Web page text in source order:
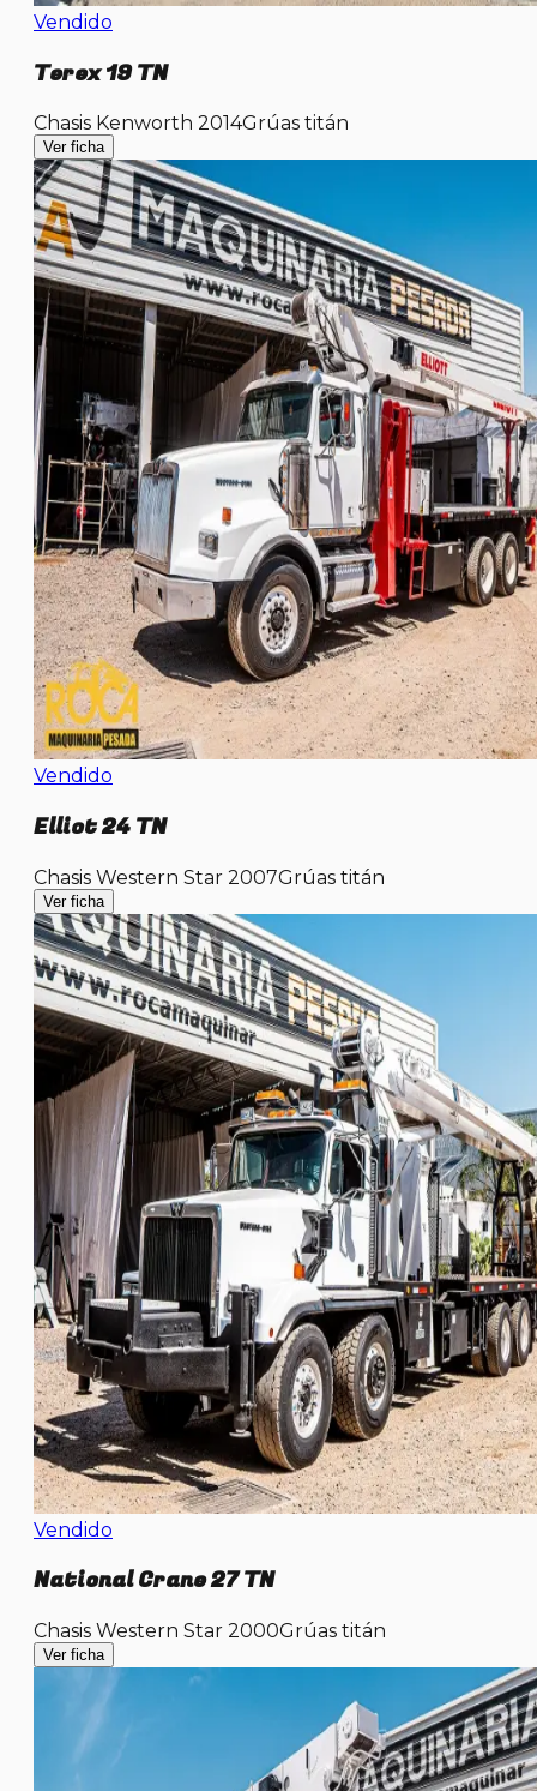
Vendido
Terex 19 TN
Chasis Kenworth 2014Grúas titán
Ver ficha
Vendido
Elliot 24 TN
Chasis Western Star 2007Grúas titán
Ver ficha
Vendido
National Crane 27 TN
Chasis Western Star 2000Grúas titán
Ver ficha